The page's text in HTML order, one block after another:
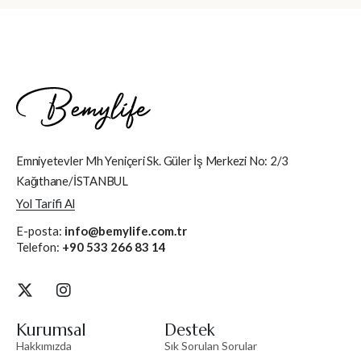
Emniyetevler Mh Yeniçeri Sk. Güler İş Merkezi No: 2/3
Kağıthane/İSTANBUL
Yol Tarifi Al
E-posta: info@bemylife.com.tr
Telefon: +90 533 266 83 14
Kurumsal
Hakkımızda
Destek
Sık Sorulan Sorular